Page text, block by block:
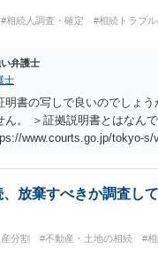
#相続人調査・確定 #相続トラブ
弁護士
士
明書の写しで良いのでしょ
ん。 ＞証拠説明書とはなん
www.courts.go.jp/tokyo-
放棄すべきか調査し
分割 #不動産・土地の相続
#